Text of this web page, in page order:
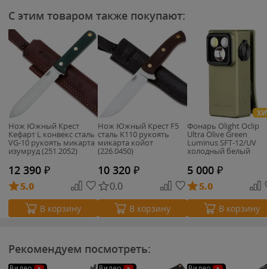
С этим товаром также покупают:
Нож Южный Крест
Кефарт L конвекс сталь
VG-10 рукоять микарта
изумруд (251.2052)
12 390 ₽
5.0
В корзину
Нож Южный Крест F5
сталь K110 рукоять
микарта койот
(226.0450)
10 320 ₽
0.0
В корзину
Фонарь Olight Oclip
Ultra Olive Green
Luminus SFT-12/UV
холодный белый
5 000 ₽
5.0
В корзину
Рекомендуем посмотреть: